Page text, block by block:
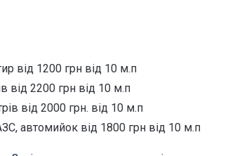
від 1200 грн від 10 м.п
від 2200 грн від 10 м.п
від 2000 грн. від 10 м.п
автомийок від 1800 грн від 10 м.п